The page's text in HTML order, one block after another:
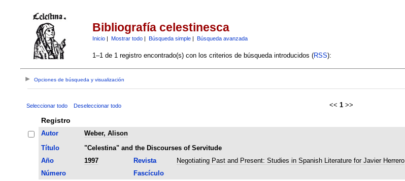
Bibliografía celestinesca
Inicio| Mostrar todo| Búsqueda simple| Búsqueda avanzada
1–1 de 1 registro encontrado(s) con los criterios de búsqueda introducidos (RSS):
Opciones de búsqueda y visualización
Seleccionar todo Deseleccionar todo << 1 >>
Registro
Autor
Weber, Alison
Título
"Celestina" and the Discourses of Servitude
Año
1997 Revista Negotiating Past and Present: Studies in Spanish Literature for Javier Herrero
Número
Fascículo